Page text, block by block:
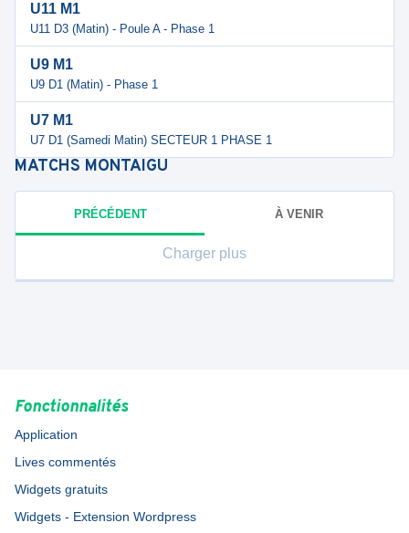
U11 M1
U11 D3 (Matin) - Poule A - Phase 1
U9 M1
U9 D1 (Matin) - Phase 1
U7 M1
U7 D1 (Samedi Matin) SECTEUR 1 PHASE 1
MATCHS MONTAIGU
PRÉCÉDENT À VENIR
Charger plus
Fonctionnalités
Application
Lives commentés
Widgets gratuits
Widgets - Extension Wordpress